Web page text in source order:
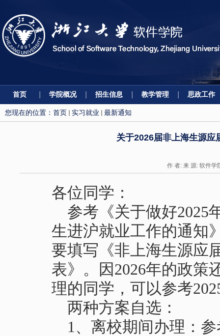
首页 学院概况 招生信息 教学管理 思政工作
您现在的位置： 首页 实习就业 最新通知
关于2026届非上海生源应
作 者: 来 源: 软件
各位同学：
参考 《关于做好2025
生进沪就业工作的通知
要填写《非上海生源应
表》。因2026年的政策
理的同学，可以参考
两种方案自选：
1、离校期间办理：